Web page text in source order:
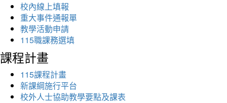
校內線上填報
重大事件通報單
教學活動申請
115職課務選填
課程計畫
115課程計畫
新課綱施行平台
校外人士協助教學要點及課表